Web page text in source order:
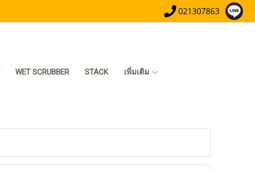
021307863
WET SCRUBBER STACK เพิ่มเติม